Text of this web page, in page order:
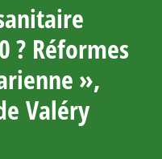
? Réformes
»,
Valéry